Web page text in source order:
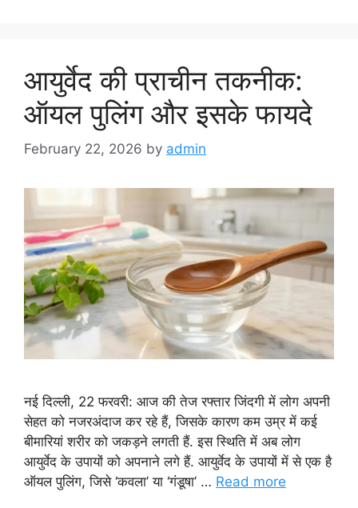
आयुर्वेद की प्राचीन तकनीक:
ऑयल पुलिंग और इसके फायदे
February 22, 2026 by admin
नई दिल्ली, 22 फरवरी: आज की तेज रफ्तार जिंदगी में लोग अपनी
सेहत को नजरअंदाज कर रहे हैं, जिसके कारण कम उम्र में कई
बीमारियां शरीर को जकड़ने लगती हैं. इस स्थिति में अब लोग
आयुर्वेद के उपायों को अपनाने लगे हैं. आयुर्वेद के उपायों में से एक है
ऑयल पुलिंग, जिसे ‘कवला’ या ‘गंडूषा’ … Read more